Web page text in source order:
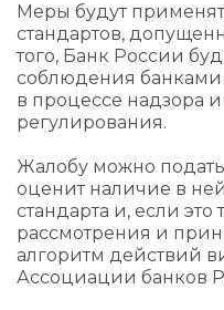
Меры будут
стандартов,
того, Банк России
соблюдения банками
в процессе надзора
регулирования.
Жалобу можно
оценит наличие в
стандарта и, если это
рассмотрения и
алгоритм действий
Ассоциации банков